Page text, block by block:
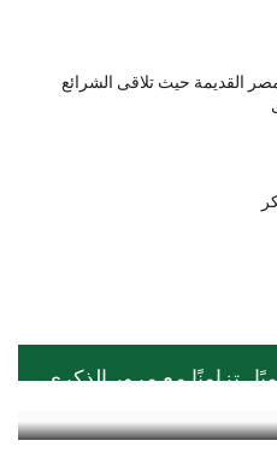
القديمة حيث تلاقى الشرائع
..تزامنًا مع مرور الذكري...